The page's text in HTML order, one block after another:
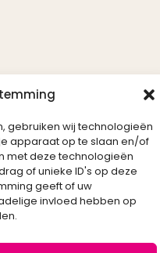
gebruiken wij technologieën
apparaat op te slaan en/of
met deze technologieën
of unieke ID's op deze
geeft of uw
invloed hebben op